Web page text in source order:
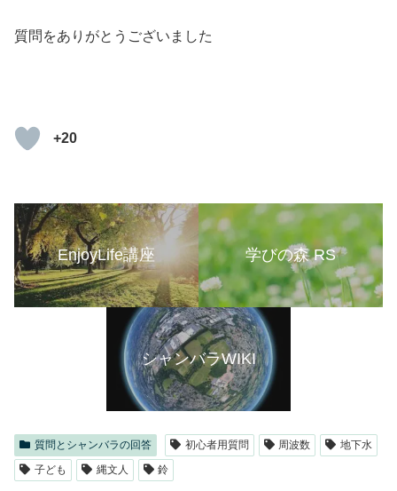
質問をありがとうございました
+20
EnjoyLife講座 学びの森 RS
シャンバラWIKI
質問とシャンバラの回答 初心者用質問 周波数
地下水
子ども
縄文人 鈴